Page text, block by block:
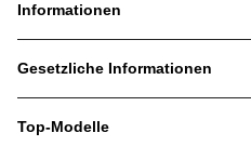
Informationen
Gesetzliche Informationen
Top-Modelle